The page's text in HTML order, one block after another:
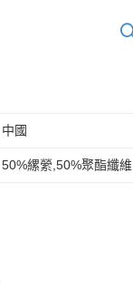
中國
50%縲縈,50%聚酯纖維